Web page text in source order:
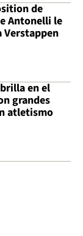
de
Antonelli le
Verstappen
en el
grandes
atletismo